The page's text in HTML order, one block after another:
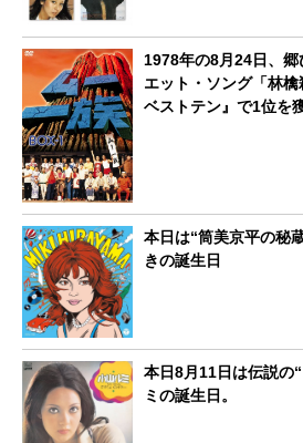
1978年の8月24日、
エット・ソング「林
ベストテン』で1位を
本日は“筒美京平の秘
きの誕生日
本日8月11日は伝説の
ミの誕生日。